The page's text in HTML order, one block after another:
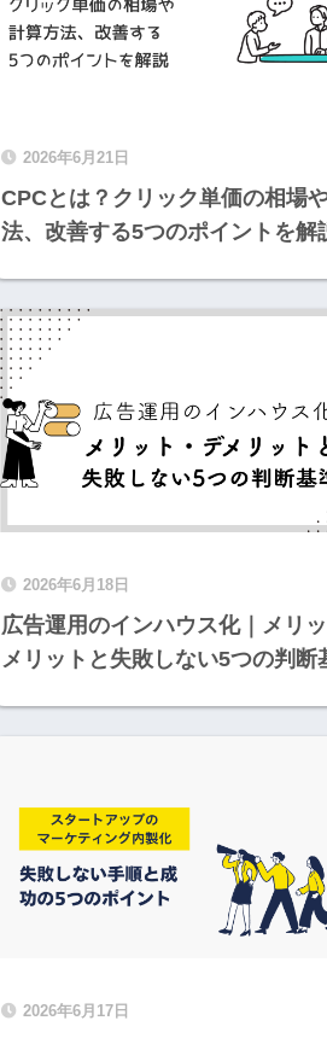
2026年6月21日
CPCとは？クリック単価の相場
法、改善する5つのポイントを解
2026年6月18日
広告運用のインハウス化｜メリ
メリットと失敗しない5つの判断
2026年6月17日